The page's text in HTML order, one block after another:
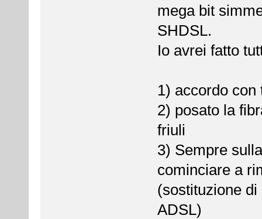
mega bit
SHDSL.
Io avrei fatto
1) accordo
2) posato la
friuli
3) Sempre
cominciare a
(sostituzione
ADSL)